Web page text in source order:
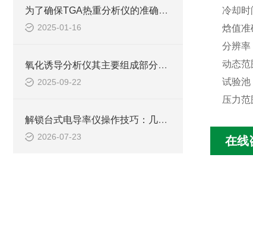
为了确保TGA热重分析仪的准确性和可靠性，日常保养至关重要
2025-01-16
氧化诱导分析仪其主要组成部分如下
2025-09-22
解锁台式电导率仪操作技巧：几步搞定，测量不再走弯路
2026-07-23
冷却时
焓值准
分辨率
动态范
试验池
压力范
在线